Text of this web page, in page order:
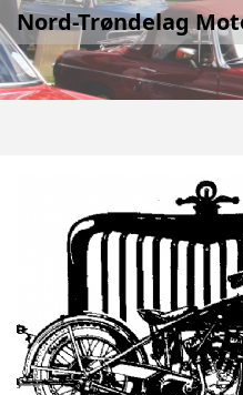
Nord-Trøndelag